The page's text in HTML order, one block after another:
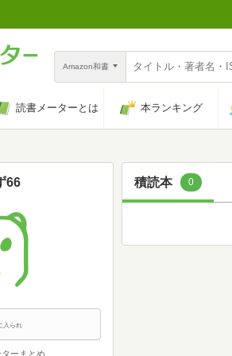
Amazon和書
読書メーターとは 本ランキング
積読本 0
66
入られ
ーまとめ